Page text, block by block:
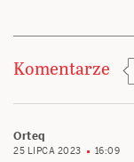
Komentarze
Orteq
25 LIPCA 2023 16:09